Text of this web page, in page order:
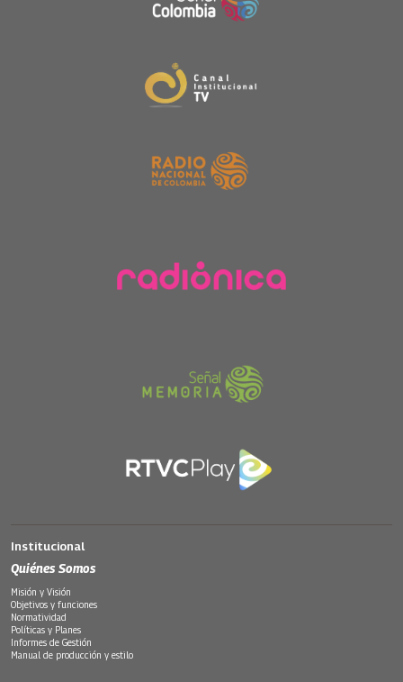
Institucional
Quiénes Somos
Misión y Visión
Objetivos y funciones
Normatividad
Políticas y Planes
Informes de Gestión
Manual de producción y estilo